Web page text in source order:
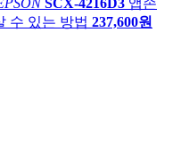
수 있는 방법 237,600원